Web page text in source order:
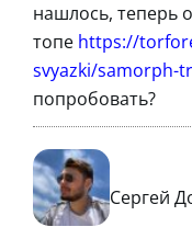
нашлось, теперь
топе https://
svyazki/samorph-
попробовать?
Сергей